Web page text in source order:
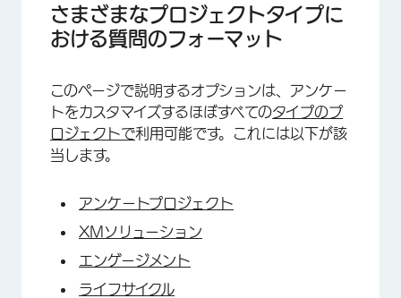
さまざまなプロジェクトタイプに
おける質問のフォーマット
このページで説明するオプションは、アンケー
トをカスタマイズするほぼすべてのタイプのプ
ロジェクトで利用可能です。これには以下が該
当します。
アンケートプロジェクト
XMソリューション
エンゲージメント
ライフサイクル